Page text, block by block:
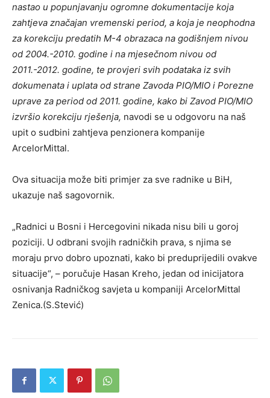
nastao u popunjavanju ogromne dokumentacije koja
zahtjeva značajan vremenski period, a koja je neophodna
za korekciju predatih M-4 obrazaca na godišnjem nivou
od 2004.-2010. godine i na mjesečnom nivou od
2011.-2012. godine, te provjeri svih podataka iz svih
dokumenata i uplata od strane Zavoda PIO/MIO i Porezne
uprave za period od 2011. godine, kako bi Zavod PIO/MIO
izvršio korekciju rješenja, navodi se u odgovoru na naš
upit o sudbini zahtjeva penzionera kompanije
ArcelorMittal.
Ova situacija može biti primjer za sve radnike u BiH,
ukazuje naš sagovornik.
„Radnici u Bosni i Hercegovini nikada nisu bili u goroj
poziciji. U odbrani svojih radničkih prava, s njima se
moraju prvo dobro upoznati, kako bi preduprijedili ovakve
situacije“, – poručuje Hasan Kreho, jedan od inicijatora
osnivanja Radničkog savjeta u kompaniji ArcelorMittal
Zenica.(S.Stević)